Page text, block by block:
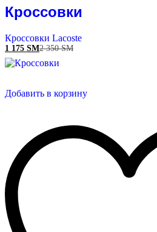
Кроссовки
Кроссовки Lacoste
1 175 ЅМ2 350ЅМ
Добавить в корзину